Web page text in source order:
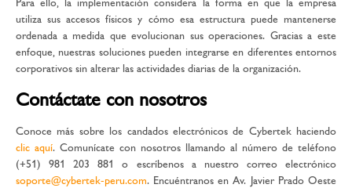
utiliza sus accesos físicos y cómo esa estructura puede mantenerse
ordenada a medida que evolucionan sus operaciones. Gracias a este
enfoque, nuestras soluciones pueden integrarse en diferentes entornos
corporativos sin alterar las actividades diarias de la organización.
Contáctate con nosotros
Conoce más sobre los candados electrónicos de Cybertek haciendo
clic aquí. Comunícate con nosotros llamando al número de teléfono
(+51) 981 203 881 o escríbenos a nuestro correo electrónico
soporte@cybertek-peru.com. Encuéntranos en Av. Javier Prado Oeste